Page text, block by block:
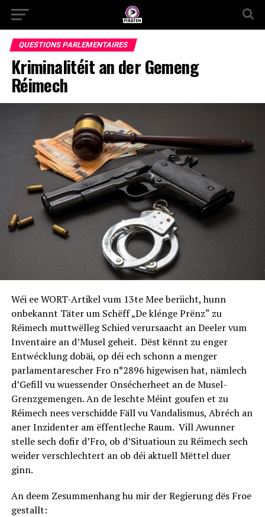
QUESTIONS PARLEMENTAIRES
Kriminalitéit an der Gemeng
Réimech
Wéi ee WORT-Artikel vum 13te Mee beriicht, hunn
onbekannt Täter um Schëff „De klénge Prënz“ zu
Réimech muttwëlleg Schied verursaacht an Deeler vum
Inventaire an d’Musel geheit. Dëst kënnt zu enger
Entwécklung dobäi, op déi ech schonn a menger
parlamentarescher Fro n°2896 higewisen hat, nämlech
d’Gefill vu wuessender Onsécherheet an de Musel-
Grenzgemengen. An de leschte Méint goufen et zu
Réimech nees verschidde Fäll vu Vandalismus, Abréch an
aner Inzidenter am ëffentleche Raum. Vill Awunner
stelle sech dofir d’Fro, ob d’Situatioun zu Réimech sech
weider verschlechtert an ob déi aktuell Mëttel duer
ginn.
An deem Zesummenhang hu mir der Regierung dës Froe
gestallt: